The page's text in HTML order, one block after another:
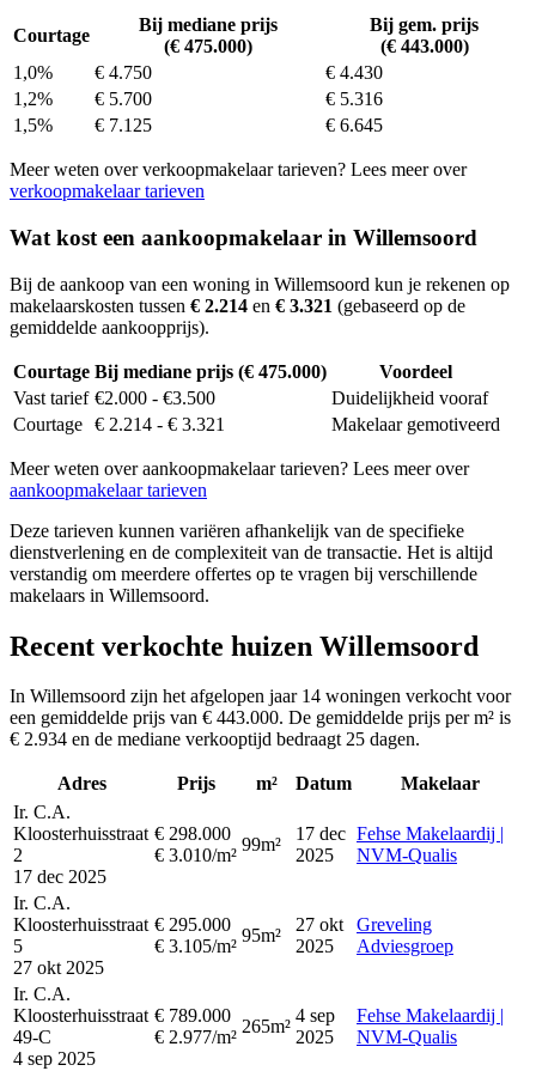
Courtage
Bij mediane prijs
(€ 475.000)
Bij gem. prijs
(€ 443.000)
1,0%
€ 4.750
€ 4.430
1,2%
€ 5.700
€ 5.316
1,5%
€ 7.125 € 6.645
Meer weten over verkoopmakelaar tarieven? Lees meer over
verkoopmakelaar tarieven
Wat kost een aankoopmakelaar in Willemsoord
Bij de aankoop van een woning in Willemsoord kun je rekenen op
makelaarskosten tussen € 2.214 en € 3.321 (gebaseerd op de
gemiddelde aankoopprijs).
Courtage Bij mediane prijs (€ 475.000)
Voordeel
Vast tarief €2.000 - €3.500
Duidelijkheid vooraf
Courtage € 2.214 - € 3.321 Makelaar gemotiveerd
Meer weten over aankoopmakelaar tarieven? Lees meer over
aankoopmakelaar tarieven
Deze tarieven kunnen variëren afhankelijk van de specifieke
dienstverlening en de complexiteit van de transactie. Het is altijd
verstandig om meerdere offertes op te vragen bij verschillende
makelaars in Willemsoord.
Recent verkochte huizen Willemsoord
In Willemsoord zijn het afgelopen jaar 14 woningen verkocht voor
een gemiddelde prijs van € 443.000. De gemiddelde prijs per m² is
€ 2.934 en de mediane verkooptijd bedraagt 25 dagen.
Adres Prijs m² Datum
Makelaar
Ir. C.A.
Kloosterhuisstraat
2
17 dec 2025
€ 298.000
€ 3.010/m²
99m²
17 dec
2025
Fehse Makelaardij |
NVM-Qualis
Ir. C.A.
Kloosterhuisstraat
5
27 okt 2025
€ 295.000
€ 3.105/m²
95m²
27 okt
2025
Greveling
Adviesgroep
Ir. C.A.
Kloosterhuisstraat
49-C
4 sep 2025
€ 789.000
€ 2.977/m²
265m²
4 sep
2025
Fehse Makelaardij |
NVM-Qualis